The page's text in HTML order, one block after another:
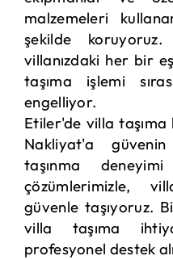
malzemeleri
şekilde koruyoruz.
villanızdaki her bir
taşıma işlemi
engelliyor.
Etiler'de villa
Nakliyat'a
taşınma
çözümlerimizle,
güvenle taşıyoruz.
villa taşıma
profesyonel destek